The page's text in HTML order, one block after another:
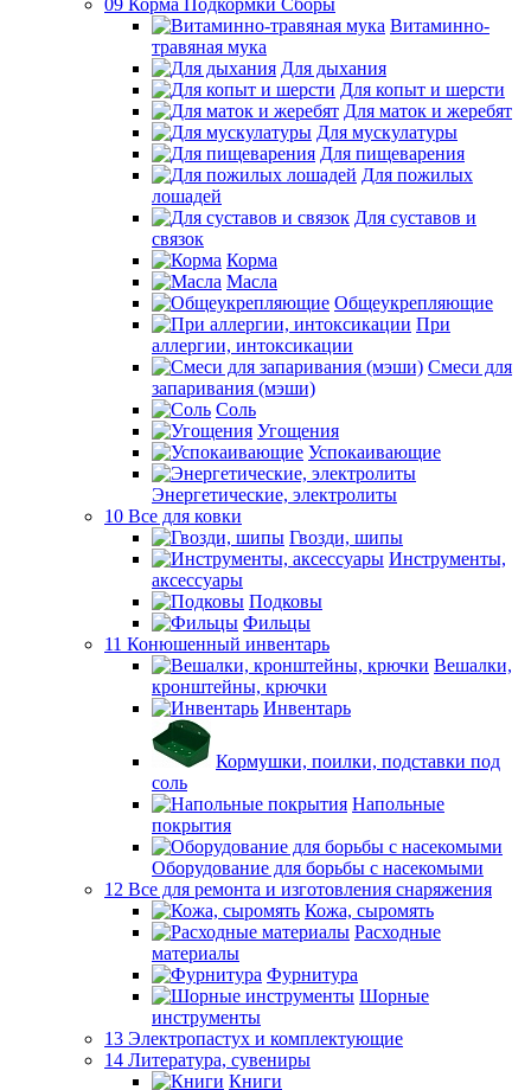
09 Корма Подкормки Сборы
Витаминно-
травяная мука
Для дыхания
Для копыт и шерсти
Для маток и жеребят
Для мускулатуры
Для пищеварения
Для пожилых
лошадей
Для суставов и
связок
Корма
Масла
Общеукрепляющие
При
аллергии, интоксикации
Смеси для
запаривания (мэши)
Соль
Угощения
Успокаивающие
Энергетические, электролиты
10 Все для ковки
Гвозди, шипы
Инструменты,
аксессуары
Подковы
Фильцы
11 Конюшенный инвентарь
Вешалки,
кронштейны, крючки
Инвентарь
Кормушки, поилки, подставки под
соль
Напольные
покрытия
Оборудование для борьбы с насекомыми
12 Все для ремонта и изготовления снаряжения
Кожа, сыромять
Расходные
материалы
Фурнитура
Шорные
инструменты
13 Электропастух и комплектующие
14 Литература, сувениры
Книги